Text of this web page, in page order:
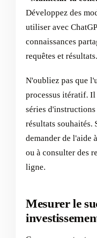
Développez des
utiliser avec
connaissances
requêtes et résultats.
N'oubliez pas que
processus itératif. Il
séries
résultats souhaités.
demander de l'aide
ou à consulter des
ligne.
Mesurer le